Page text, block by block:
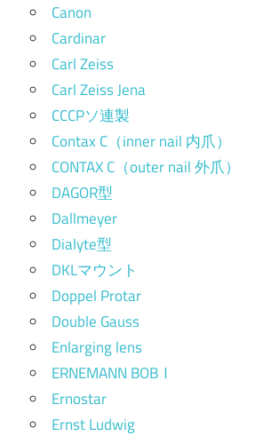
Canon
Cardinar
Carl Zeiss
Carl Zeiss Jena
CCCPソ連製
Contax C（inner nail 内爪）
CONTAX C（outer nail 外爪）
DAGOR型
Dallmeyer
Dialyte型
DKLマウント
Doppel Protar
Double Gauss
Enlarging lens
ERNEMANN BOBⅠ
Ernostar
Ernst Ludwig